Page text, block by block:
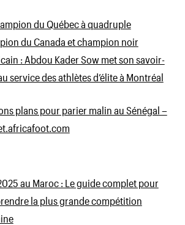
du Québec à quadruple
du Canada et champion noir
: Abdou Kader Sow met son savoir-
service des athlètes d’élite à Montréal
plans pour parier malin au Sénégal –
au Maroc : Le guide complet pour
la plus grande compétition